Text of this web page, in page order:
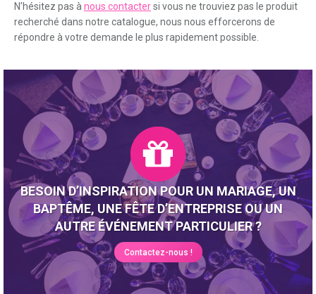
N’hésitez pas à nous contactersi vous ne trouviez pas le produit
recherché dans notre catalogue, nous nous efforcerons de
répondre à votre demande le plus rapidement possible.
BESOIN D’INSPIRATION POUR UN MARIAGE, UN
BAPTÊME, UNE FÊTE D’ENTREPRISE OU UN
AUTRE ÉVÉNEMENT PARTICULIER ?
Contactez-nous !